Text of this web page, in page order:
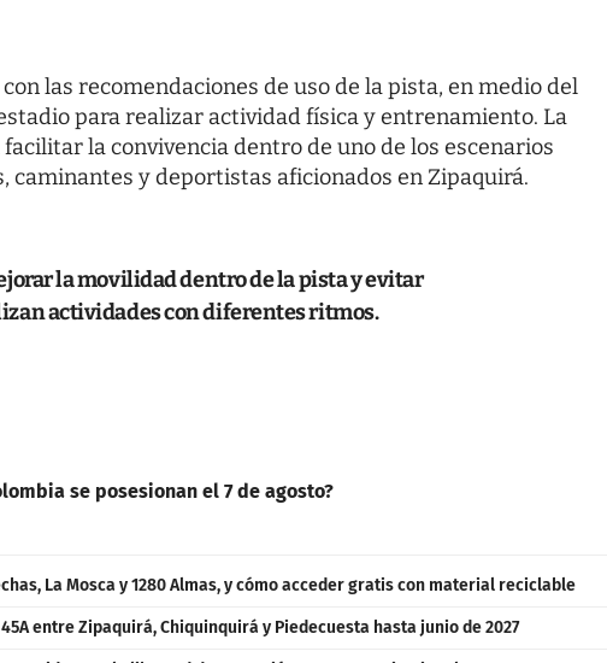
las recomendaciones de uso de la pista, en medio del
para realizar actividad física y entrenamiento. La
la convivencia dentro de uno de los escenarios
y deportistas aficionados en Zipaquirá.
la movilidad dentro de la pista y evitar
actividades con diferentes ritmos.
se posesionan el 7 de agosto?
La Mosca y 1280 Almas, y cómo acceder gratis con material reciclable
entre Zipaquirá, Chiquinquirá y Piedecuesta hasta junio de 2027